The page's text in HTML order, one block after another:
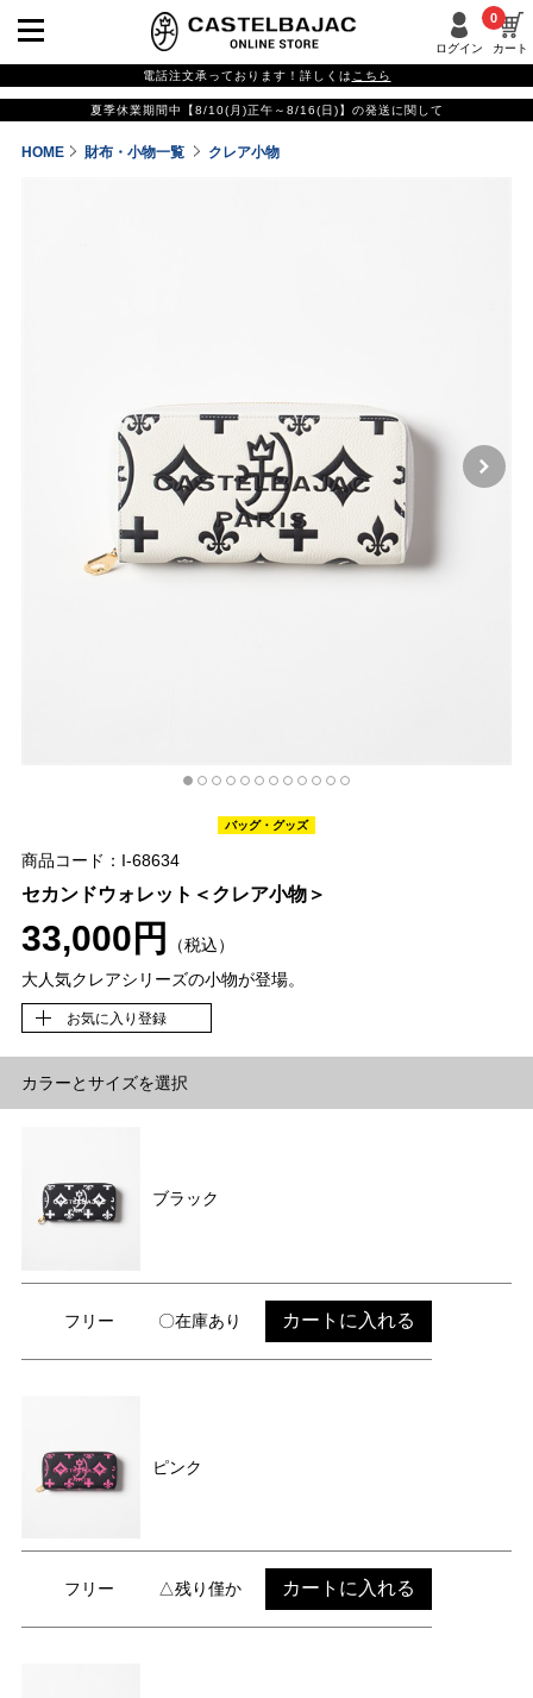
ログイン カート
0
電話注文承っております！詳しくは こちら
夏季休業期間中【8/10(月)正午～8/16(日)】の発送に関して
HOME 財布・小物一覧 クレア小物
バッグ・グッズ
商品コード：I-68634
セカンドウォレット＜クレア小物＞
33,000円
（税込）
大人気クレアシリーズの小物が登場。
お気に入り登録
カラーとサイズを選択
ブラック
フリー 〇在庫あり カートに入れる
ピンク
フリー △残り僅か カートに入れる